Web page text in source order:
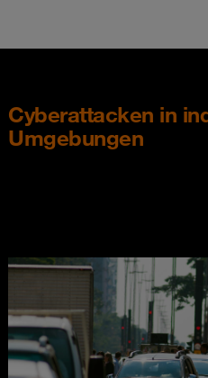
Cyberattacken in
Umgebungen